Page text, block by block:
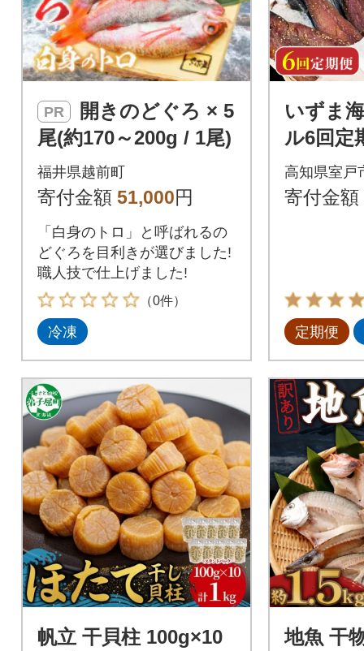
PR
尾(約170～200g / 1尾)
福井県越前町
寄付金額 51,000円
「白身のトロ」と呼ばれるの
どぐろを目利きが選びました!
職人技で仕上げました!
（0件）
冷凍
いずま
ル6回定
発送】
高知県室戸
寄付金額
定期便
帆立 干貝柱 100g×10
地魚 干